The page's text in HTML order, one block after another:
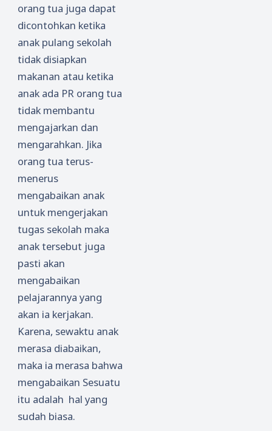
orang tua juga dapat
dicontohkan ketika
anak pulang sekolah
tidak disiapkan
makanan atau ketika
anak ada PR orang tua
tidak membantu
mengajarkan dan
mengarahkan. Jika
orang tua terus-
menerus
mengabaikan anak
untuk mengerjakan
tugas sekolah maka
anak tersebut juga
pasti akan
mengabaikan
pelajarannya yang
akan ia kerjakan.
Karena, sewaktu anak
merasa diabaikan,
maka ia merasa bahwa
mengabaikan Sesuatu
itu adalah hal yang
sudah biasa.